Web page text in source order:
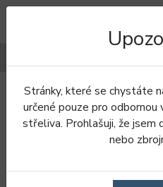
Úvod Vesty Pánské vesty
PÁNSKÉ
Stránky, které se chystáte
určené pouze pro
střeliva. Prohlašuji, že jsem
nebo